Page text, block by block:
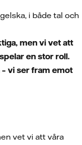
i både tal och
men vi vet att
en stor roll.
vi ser fram emot
vet vi att våra